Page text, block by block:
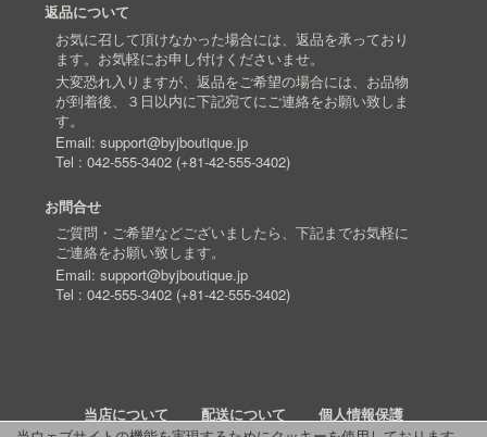
返品について
お気に召して頂けなかった場合には、返品を承っており
ます。お気軽にお申し付けくださいませ。
大変恐れ入りますが、返品をご希望の場合には、お品物
が到着後、３日以内に下記宛てにご連絡をお願い致しま
す。
Email: support@byjboutique.jp
Tel : 042-555-3402(+81-42-555-3402)
お問合せ
ご質問・ご希望などございましたら、下記までお気軽に
ご連絡をお願い致します。
Email: support@byjboutique.jp
Tel : 042-555-3402(+81-42-555-3402)
当店について 配送について 個人情報保護